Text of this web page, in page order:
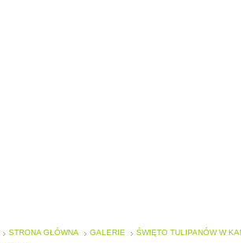
STRONA GŁÓWNA GALERIE
ŚWIĘTO TULIPANÓW W